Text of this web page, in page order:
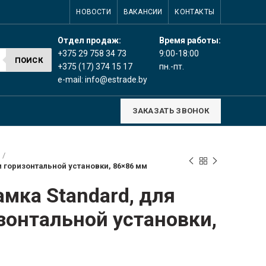
НОВОСТИ ВАКАНСИИ КОНТАКТЫ
ПОИСК
Отдел продаж:
+375 29 758 34 73
+375 (17) 374 15 17
e-mail: info@estrade.by
Время работы:
9:00-18:00
пн.-пт.
ЗАКАЗАТЬ ЗВОНОК
горизонтальной установки, 86×86 мм
Standard, для
установки,